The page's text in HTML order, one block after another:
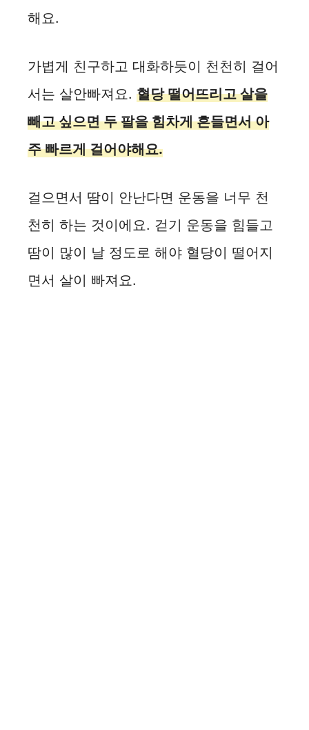
해요.
가볍게 친구하고 대화하듯이 천천히 걸어
서는 살안빠져요. 혈당 떨어뜨리고 살을
빼고 싶으면 두 팔을 힘차게 흔들면서 아
주 빠르게 걸어야해요.
걸으면서 땀이 안난다면 운동을 너무 천
천히 하는 것이에요. 걷기 운동을 힘들고
땀이 많이 날 정도로 해야 혈당이 떨어지
면서 살이 빠져요.